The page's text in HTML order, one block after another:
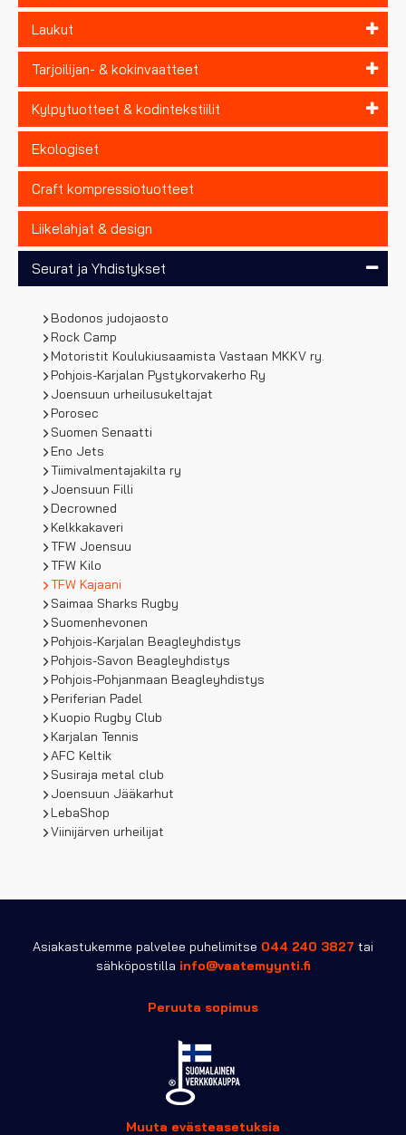
Laukut
Tarjoilijan- & kokinvaatteet
Kylpytuotteet & kodintekstiilit
Ekologiset
Craft kompressiotuotteet
Liikelahjat & design
Seurat ja Yhdistykset
Bodonos judojaosto
Rock Camp
Motoristit Koulukiusaamista Vastaan MKKV ry.
Pohjois-Karjalan Pystykorvakerho Ry
Joensuun urheilusukeltajat
Porosec
Suomen Senaatti
Eno Jets
Tiimivalmentajakilta ry
Joensuun Filli
Decrowned
Kelkkakaveri
TFW Joensuu
TFW Kilo
TFW Kajaani
Saimaa Sharks Rugby
Suomenhevonen
Pohjois-Karjalan Beagleyhdistys
Pohjois-Savon Beagleyhdistys
Pohjois-Pohjanmaan Beagleyhdistys
Periferian Padel
Kuopio Rugby Club
Karjalan Tennis
AFC Keltik
Susiraja metal club
Joensuun Jääkarhut
LebaShop
Viinijärven urheilijat
Asiakastukemme palvelee puhelimitse 044 240 3827 tai
sähköpostilla info@vaatemyynti.fi
Peruuta sopimus
Muuta evästeasetuksia